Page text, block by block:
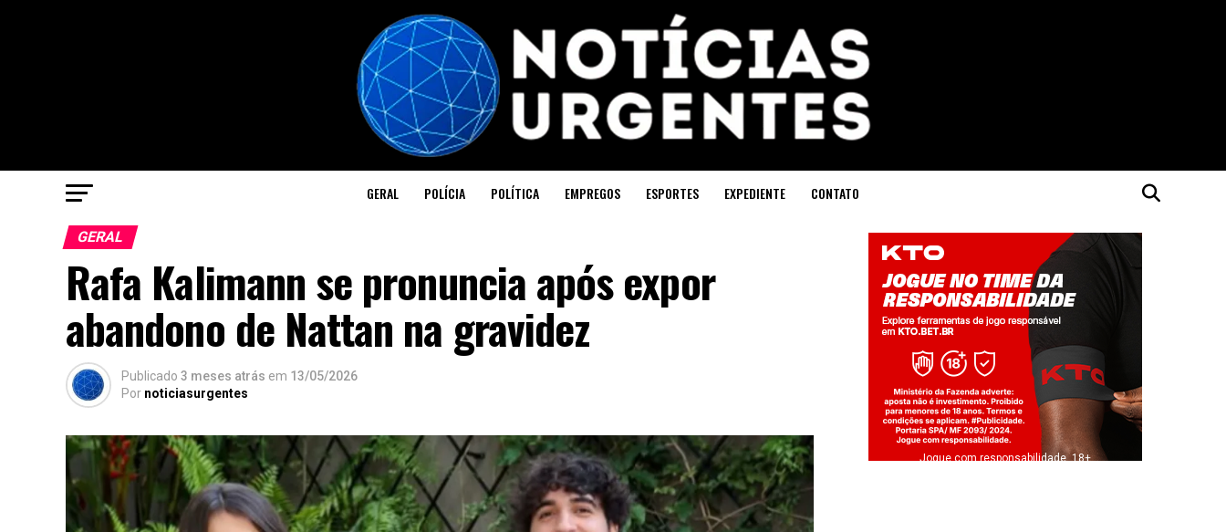
GERAL POLÍCIA POLÍTICA EMPREGOS ESPORTES EXPEDIENTE CONTATO
GERAL
Rafa Kalimann se pronuncia após expor
abandono de Nattan na gravidez
Publicado 3 meses atrás em 13/05/2026
Por noticiasurgentes
Jogue com responsabilidade. 18+